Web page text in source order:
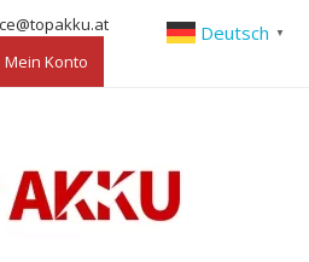
Mein Konto
Deutsch ▼